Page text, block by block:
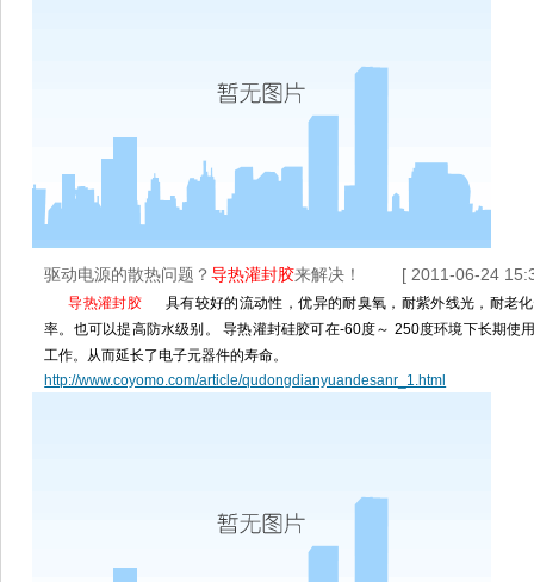
驱动电源的散热问题？导热灌封胶来解决！ [ 2011-06-24
导热灌封胶
具有较好的流动性，优异的耐臭氧，耐紫外线光，耐老
率。也可以提高防水级别。 导热灌封硅胶可在-60度～ 250度环境下长期使
工作。从而延长了电子元器件的寿命。
http://www.coyomo.com/article/qudongdianyuandesanr_1.html